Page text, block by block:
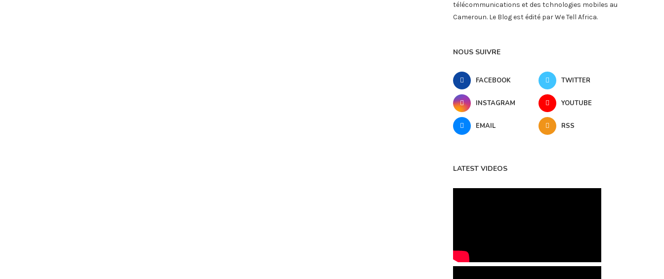
télécommunications et des tchnologies mobiles au
Cameroun. Le Blog est édité par We Tell Africa.
NOUS SUIVRE
FACEBOOK TWITTER
INSTAGRAM YOUTUBE
EMAIL RSS
LATEST VIDEOS